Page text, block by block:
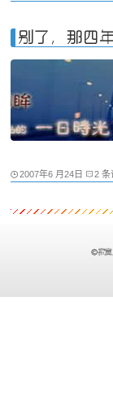
别了，那四
2007年6 月24日 2 条
寂寞